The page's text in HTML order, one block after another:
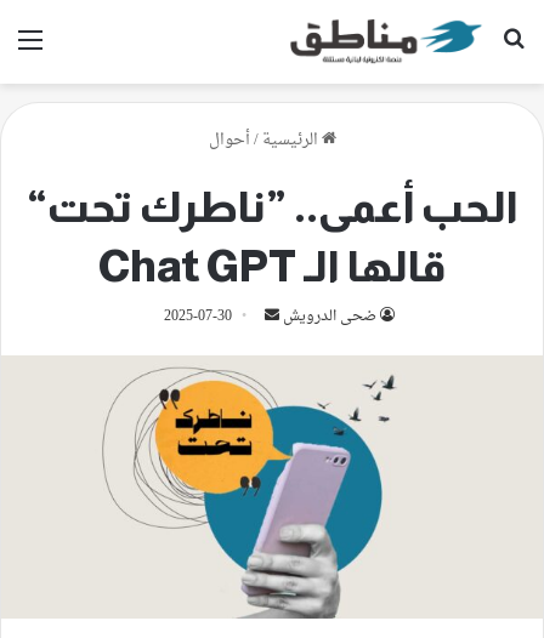
بحث عن
الرئيسية/أحوال
الحب أعمى.. ”ناطرك تحت“
قالها الـ Chat GPT
ضحى الدرويش
أرسل
إلكترونيا
2025-07-30